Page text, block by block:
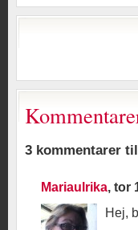
3 kommentarer
Mariaulrika, tor
Hej,